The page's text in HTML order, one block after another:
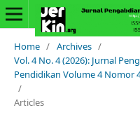
Home / Archives /
Vol. 4 No. 4 (2026): Jurnal
Pendidikan Volume 4 Nomor
/
Articles